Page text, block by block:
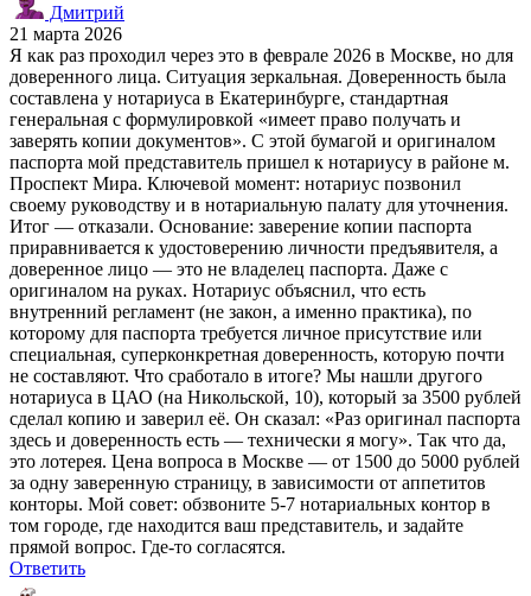
Дмитрий
21 марта 2026
Я как раз проходил через это в феврале 2026 в Москве, но для
доверенного лица. Ситуация зеркальная. Доверенность была
составлена у нотариуса в Екатеринбурге, стандартная
генеральная с формулировкой «имеет право получать и
заверять копии документов». С этой бумагой и оригиналом
паспорта мой представитель пришел к нотариусу в районе м.
Проспект Мира. Ключевой момент: нотариус позвонил
своему руководству и в нотариальную палату для уточнения.
Итог — отказали. Основание: заверение копии паспорта
приравнивается к удостоверению личности предъявителя, а
доверенное лицо — это не владелец паспорта. Даже с
оригиналом на руках. Нотариус объяснил, что есть
внутренний регламент (не закон, а именно практика), по
которому для паспорта требуется личное присутствие или
специальная, суперконкретная доверенность, которую почти
не составляют. Что сработало в итоге? Мы нашли другого
нотариуса в ЦАО (на Никольской, 10), который за 3500 рублей
сделал копию и заверил её. Он сказал: «Раз оригинал паспорта
здесь и доверенность есть — технически я могу». Так что да,
это лотерея. Цена вопроса в Москве — от 1500 до 5000 рублей
за одну заверенную страницу, в зависимости от аппетитов
конторы. Мой совет: обзвоните 5-7 нотариальных контор в
том городе, где находится ваш представитель, и задайте
прямой вопрос. Где-то согласятся.
Ответить